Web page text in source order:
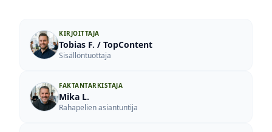
KIRJOITTAJA
Tobias F. / TopContent
Sisällöntuottaja
FAKTANTARKISTAJA
Mika L.
Rahapelien asiantuntija